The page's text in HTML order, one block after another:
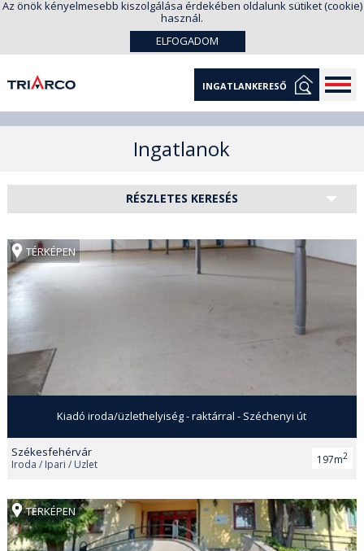
Az önök kényelmesebb kiszolgálása érdekében oldalunk sütiket (cookie)
használ.
ELFOGADOM
INGATLANKERESŐ
Ingatlanok
RÉSZLETES KERESÉS
TÉRKÉPEN
Kiadó iroda/üzlethelyiség - raktárral - Széchenyi út
Székesfehérvár
Iroda / Ipari / Üzlet 197m2
TÉRKÉPEN